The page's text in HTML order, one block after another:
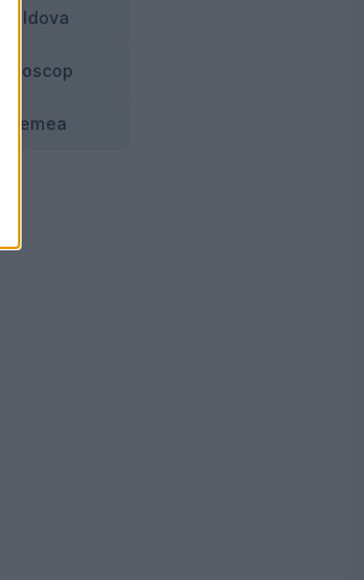
Moldova
Horoscop
Vremea